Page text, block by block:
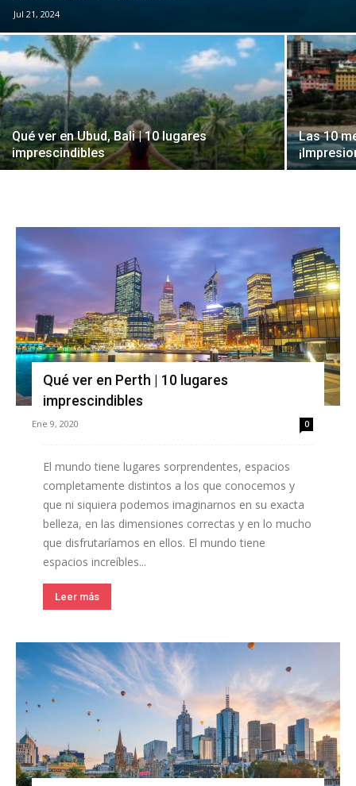
Jul 21, 2024
Qué ver en Ubud, Bali | 10 lugares
imprescindibles
Las 10
Qué ver en Perth | 10 lugares
imprescindibles
Ene 9, 2020 0
El mundo tiene lugares sorprendentes, espacios
completamente distintos a los que conocemos y
que ni siquiera podemos imaginarnos en su exacta
belleza, en las dimensiones correctas y en lo mucho
que disfrutaríamos en ellos. El mundo tiene
espacios increíbles...
Leer más